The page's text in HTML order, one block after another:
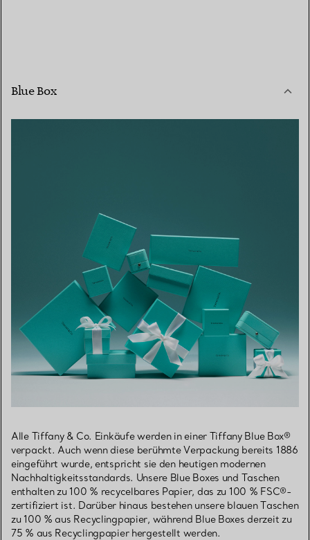
Blue Box
Alle Tiffany & Co. Einkäufe werden in einer Tiffany Blue Box®
verpackt. Auch wenn diese berühmte Verpackung bereits 1886
eingeführt wurde, entspricht sie den heutigen modernen
Nachhaltigkeitsstandards. Unsere Blue Boxes und Taschen
enthalten zu 100 % recycelbares Papier, das zu 100 % FSC®-
zertifiziert ist. Darüber hinaus bestehen unsere blauen Taschen
zu 100 % aus Recyclingpapier, während Blue Boxes derzeit zu
75 % aus Recyclingpapier hergestellt werden.